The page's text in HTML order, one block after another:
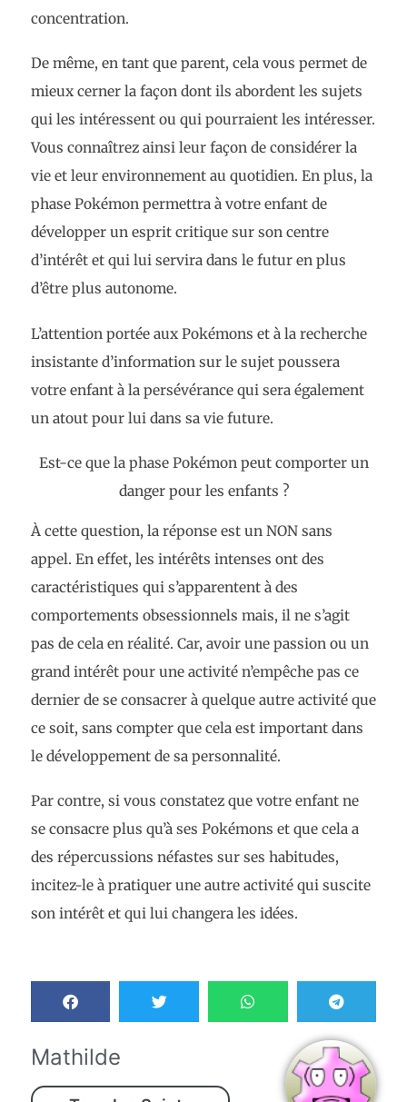
concentration.
De même, en tant que parent, cela vous permet de
mieux cerner la façon dont ils abordent les sujets
qui les intéressent ou qui pourraient les intéresser.
Vous connaîtrez ainsi leur façon de considérer la
vie et leur environnement au quotidien. En plus, la
phase Pokémon permettra à votre enfant de
développer un esprit critique sur son centre
d’intérêt et qui lui servira dans le futur en plus
d’être plus autonome.
L’attention portée aux Pokémons et à la recherche
insistante d’information sur le sujet poussera
votre enfant à la persévérance qui sera également
un atout pour lui dans sa vie future.
Est-ce que la phase Pokémon peut comporter un
danger pour les enfants ?
À cette question, la réponse est un NON sans
appel. En effet, les intérêts intenses ont des
caractéristiques qui s’apparentent à des
comportements obsessionnels mais, il ne s’agit
pas de cela en réalité. Car, avoir une passion ou un
grand intérêt pour une activité n’empêche pas ce
dernier de se consacrer à quelque autre activité que
ce soit, sans compter que cela est important dans
le développement de sa personnalité.
Par contre, si vous constatez que votre enfant ne
se consacre plus qu’à ses Pokémons et que cela a
des répercussions néfastes sur ses habitudes,
incitez-le à pratiquer une autre activité qui suscite
son intérêt et qui lui changera les idées.
Mathilde